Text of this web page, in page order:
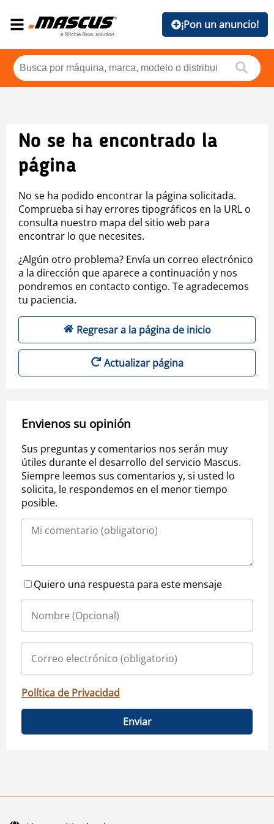
¡Pon un anuncio!
No se ha encontrado la
página
No se ha podido encontrar la página solicitada.
Comprueba si hay errores tipográficos en la URL o
consulta nuestro mapa del sitio web para
encontrar lo que necesites.
¿Algún otro problema? Envía un correo electrónico
a la dirección que aparece a continuación y nos
pondremos en contacto contigo. Te agradecemos
tu paciencia.
Regresar a la página de inicio
Actualizar página
Envienos su opinión
Sus preguntas y comentarios nos serán muy
útiles durante el desarrollo del servicio Mascus.
Siempre leemos sus comentarios y, si usted lo
solicita, le respondemos en el menor tiempo
posible.
Quiero una respuesta para este mensaje
Política de Privacidad
Enviar